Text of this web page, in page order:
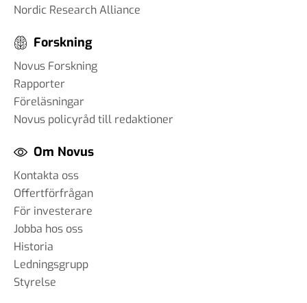
Nordic Research Alliance
Forskning
Novus Forskning
Rapporter
Föreläsningar
Novus policyråd till redaktioner
Om Novus
Kontakta oss
Offertförfrågan
För investerare
Jobba hos oss
Historia
Ledningsgrupp
Styrelse